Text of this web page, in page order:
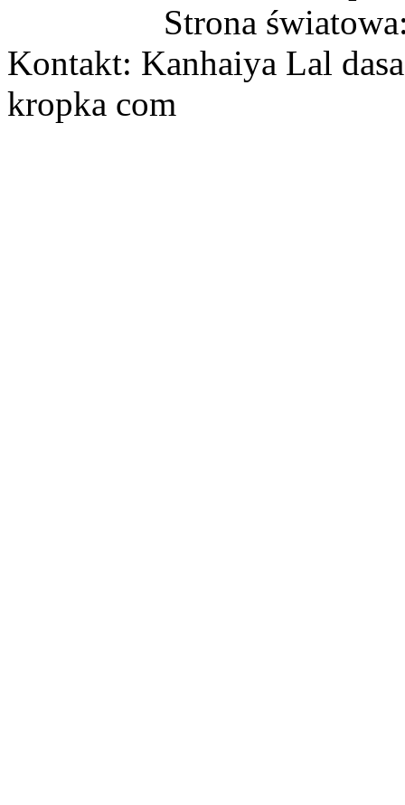
Strona
Kontakt: Kanhaiya Lal
kropka com